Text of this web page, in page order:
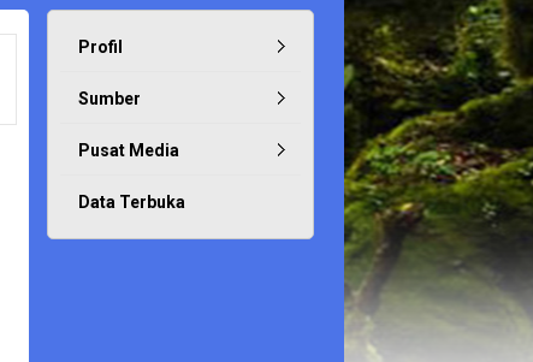
Profil
Sumber
Pusat Media
Data Terbuka